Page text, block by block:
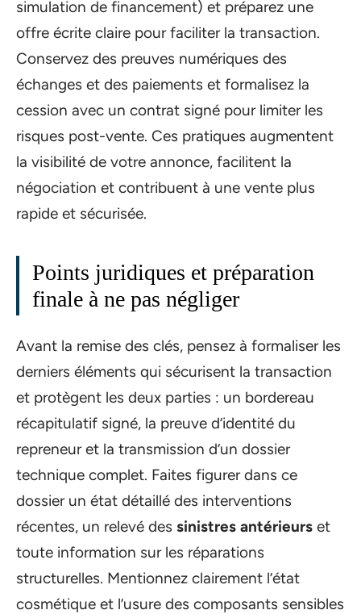
simulation de financement) et préparez une
offre écrite claire pour faciliter la transaction.
Conservez des preuves numériques des
échanges et des paiements et formalisez la
cession avec un contrat signé pour limiter les
risques post-vente. Ces pratiques augmentent
la visibilité de votre annonce, facilitent la
négociation et contribuent à une vente plus
rapide et sécurisée.
Points juridiques et préparation
finale à ne pas négliger
Avant la remise des clés, pensez à formaliser les
derniers éléments qui sécurisent la transaction
et protègent les deux parties : un bordereau
récapitulatif signé, la preuve d’identité du
repreneur et la transmission d’un dossier
technique complet. Faites figurer dans ce
dossier un état détaillé des interventions
récentes, un relevé des sinistres antérieurs et
toute information sur les réparations
structurelles. Mentionnez clairement l’état
cosmétique et l’usure des composants sensibles